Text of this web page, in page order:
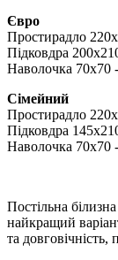
Євро
Простирадло
Підковдра
Наволочка 70х70
Сімейний
Простирадло
Підковдра
Наволочка 70х70
Постільна
найкращий
та довговічність,